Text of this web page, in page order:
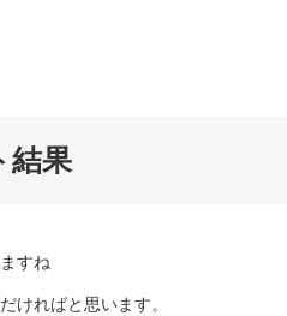
結果
すね
ければと思います。